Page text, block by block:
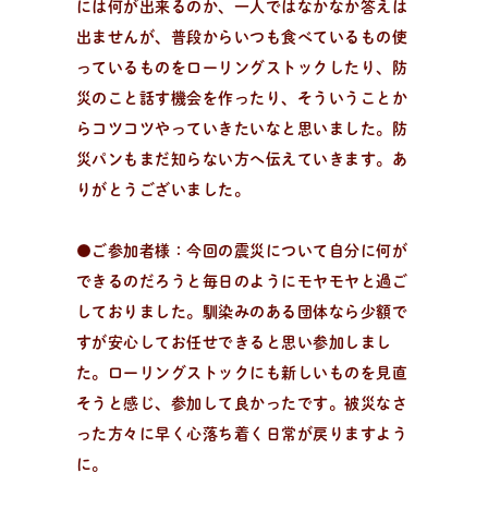
には何が出来るのか、一人ではなかなか答えは
出ませんが、普段からいつも食べているもの使
っているものをローリングストックしたり、防
災のこと話す機会を作ったり、そういうことか
らコツコツやっていきたいなと思いました。防
災パンもまだ知らない方へ伝えていきます。あ
りがとうございました。
●ご参加者様：今回の震災について自分に何が
できるのだろうと毎日のようにモヤモヤと過ご
しておりました。馴染みのある団体なら少額で
すが安心してお任せできると思い参加しまし
た。ローリングストックにも新しいものを見直
そうと感じ、参加して良かったです。被災なさ
った方々に早く心落ち着く日常が戻りますよう
に。